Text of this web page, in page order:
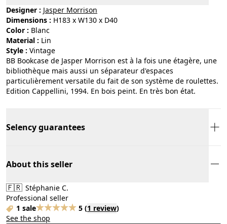
Designer : Jasper Morrison
Dimensions : H183 x W130 x D40
Color :
blanc
Material :
lin
Style :
vintage
BB Bookcase de Jasper Morrison est à la fois une étagère, une
bibliothèque mais aussi un séparateur d'espaces
particulièrement versatile du fait de son système de roulettes.
Edition Cappellini, 1994. En bois peint. En très bon état.
Selency guarantees
About this seller
🇫🇷 Stéphanie C.
Professional seller
1 sale
5 (1 review)
See the shop